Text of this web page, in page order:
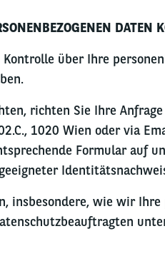
DATEN
über Ihre
richten Sie Ihre
1020 Wien oder via
Formular auf
insbesondere, wie wir Ihre